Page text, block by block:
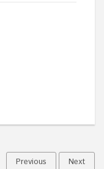
Previous Next